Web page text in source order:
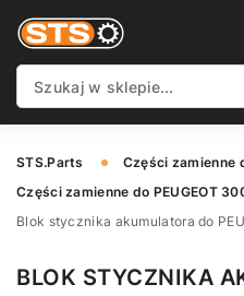
STS.Parts
Części zamienne
Części zamienne do PEUGEOT
Blok stycznika akumulatora do
BLOK STYCZNIKA